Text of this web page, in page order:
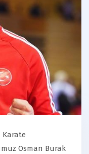
Karate
Osman Burak